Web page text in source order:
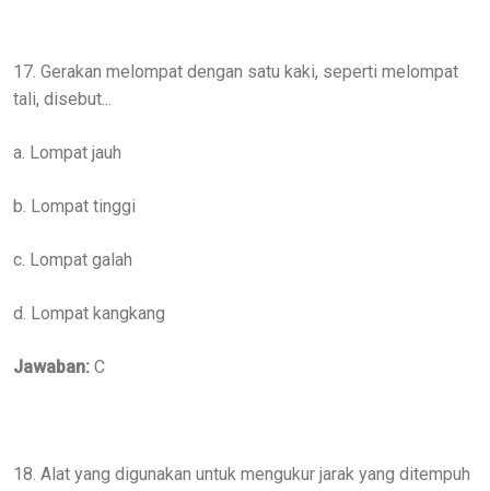
17. Gerakan melompat dengan satu kaki, seperti melompat
tali, disebut...
a. Lompat jauh
b. Lompat tinggi
c. Lompat galah
d. Lompat kangkang
Jawaban: C
18. Alat yang digunakan untuk mengukur jarak yang ditempuh